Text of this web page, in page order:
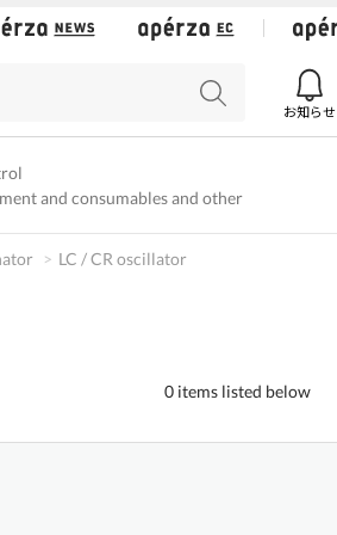
お知らせ
and consumables and other
LC / CR oscillator
0 items listed below